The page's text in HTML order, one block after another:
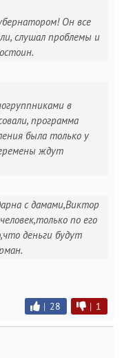
Он все
слушал проблемы и
в
программа
была только у
ждут
с дамами,Виктор
по его
деньги будут
| 28 | 1